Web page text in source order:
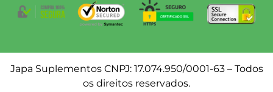
Japa Suplementos CNPJ: 17.074.950/0001-63 – Todos
os direitos reservados.